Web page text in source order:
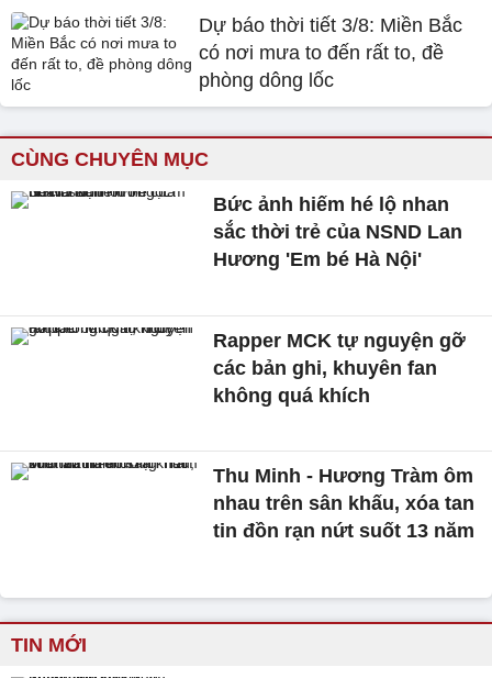
Dự báo thời tiết 3/8: Miền Bắc
có nơi mưa to đến rất to, đề
phòng dông lốc
CÙNG CHUYÊN MỤC
Bức ảnh hiếm hé lộ nhan
sắc thời trẻ của NSND Lan
Hương 'Em bé Hà Nội'
Rapper MCK tự nguyện gỡ
các bản ghi, khuyên fan
không quá khích
Thu Minh - Hương Tràm ôm
nhau trên sân khấu, xóa tan
tin đồn rạn nứt suốt 13 năm
TIN MỚI